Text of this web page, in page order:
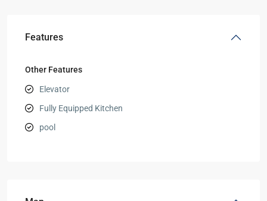
Features
Other Features
Elevator
Fully Equipped Kitchen
pool